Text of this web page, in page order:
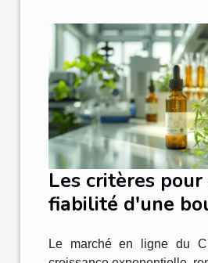
Les critères
fiabilité d'une
Le marché en ligne du